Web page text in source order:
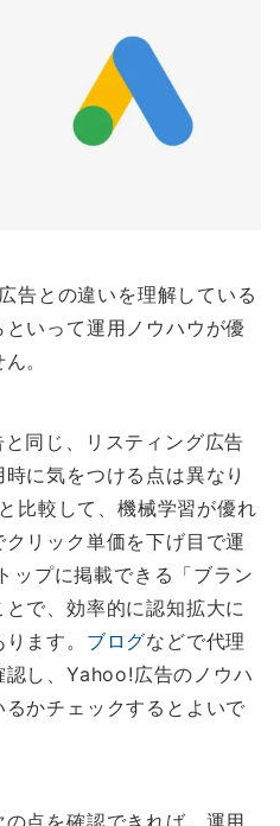
告との違いを理解している
いって運用ノウハウが優
。
同じ、リスティング広告
に気をつける点は異なり
比較して、機械学習が優れ
リック単価を下げ目で運
ップに掲載できる「ブラン
で、効率的に認知拡大に
ます。 ブログなどで代理
し、Yahoo!広告のノウハ
かチェックするとよいで
点を確認できれば、運用